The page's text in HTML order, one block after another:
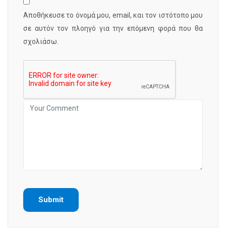
Αποθήκευσε το όνομά μου, email, και τον ιστότοπο μου
σε αυτόν τον πλοηγό για την επόμενη φορά που θα
σχολιάσω.